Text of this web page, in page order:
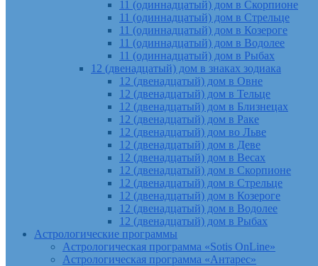
11 (одиннадцатый) дом в Скорпионе
11 (одиннадцатый) дом в Стрельце
11 (одиннадцатый) дом в Козероге
11 (одиннадцатый) дом в Водолее
11 (одиннадцатый) дом в Рыбах
12 (двенадцатый) дом в знаках зодиака
12 (двенадцатый) дом в Овне
12 (двенадцатый) дом в Тельце
12 (двенадцатый) дом в Близнецах
12 (двенадцатый) дом в Раке
12 (двенадцатый) дом во Льве
12 (двенадцатый) дом в Деве
12 (двенадцатый) дом в Весах
12 (двенадцатый) дом в Скорпионе
12 (двенадцатый) дом в Стрельце
12 (двенадцатый) дом в Козероге
12 (двенадцатый) дом в Водолее
12 (двенадцатый) дом в Рыбах
Астрологические программы
Астрологическая программа «Sotis OnLine»
Астрологическая программа «Антарес»